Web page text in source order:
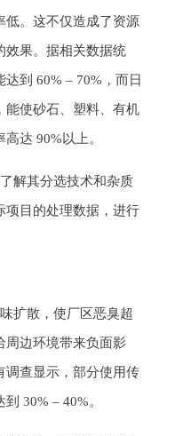
低。这不仅造成了资源
效果。据相关数据统
到 60% – 70%，而日
能使砂石、塑料、有机
达 90%以上。
解其分选技术和杂质
项目的处理数据，进行
扩散，使厂区恶臭超
周边环境带来负面影
调查显示，部分使用传
30% – 40%。